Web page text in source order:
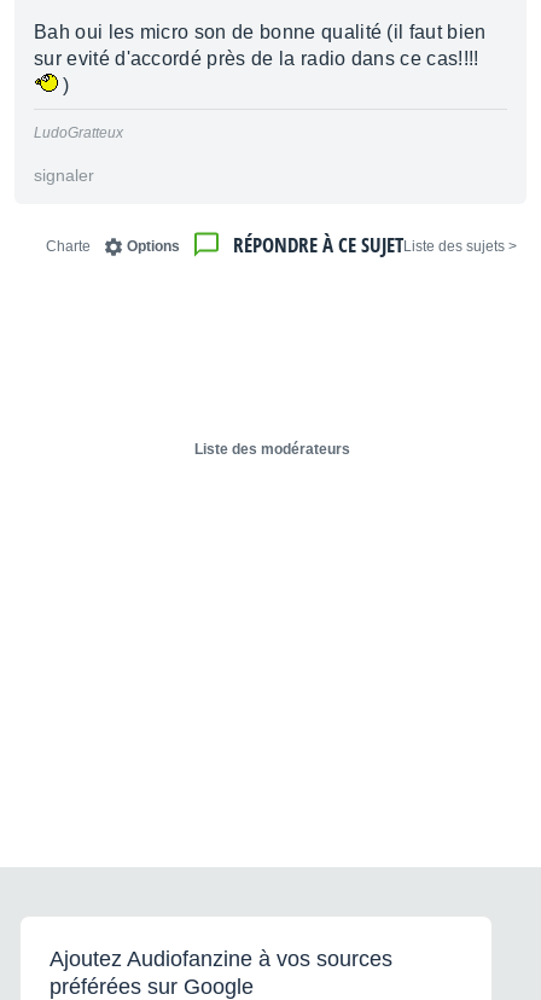
Bah oui les micro son de bonne qualité (il faut bien
sur evité d'accordé près de la radio dans ce cas!!!!
)
LudoGratteux
signaler
< Liste des sujets
RÉPONDRE À CE SUJET
Options
Charte
Liste des modérateurs
Ajoutez Audiofanzine à vos sources
préférées sur Google